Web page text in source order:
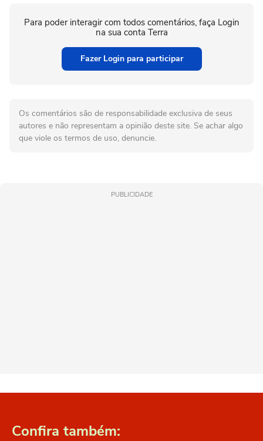
Para poder interagir com todos comentários, faça Login
na sua conta Terra
Fazer Login para participar
Os comentários são de responsabilidade exclusiva de seus
autores e não representam a opinião deste site. Se achar algo
que viole os termos de uso, denuncie.
PUBLICIDADE
Confira também: